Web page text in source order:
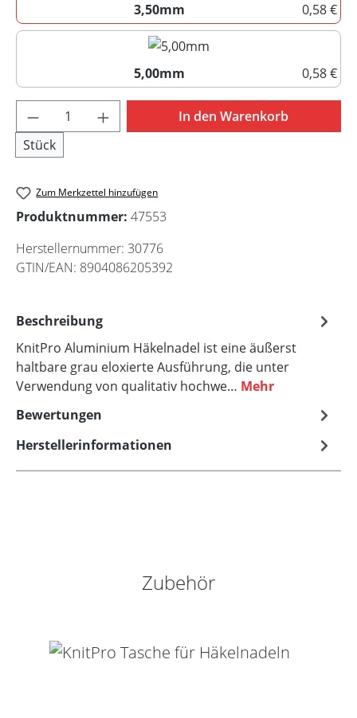
3,50mm
0,58 €
3,50mm
5,00mm
0,58 €
5,00mm
Produkt Anzahl: Gib den gewünschten
Stück
In den Warenkorb
Zum Merkzettel hinzufügen
Produktnummer: 47553
Herstellernummer: 30776
GTIN/EAN: 8904086205392
Beschreibung
KnitPro Aluminium Häkelnadel ist eine äußerst
haltbare grau eloxierte Ausführung, die unter
Verwendung von qualitativ hochwe… Mehr
Bewertungen
Herstellerinformationen
Produktgalerie überspringen
Zubehör